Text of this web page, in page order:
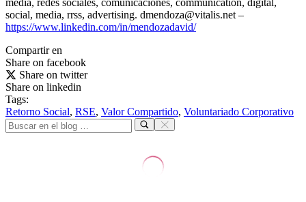
media, redes sociales, comunicaciones, communication, digital,
social, media, rrss, advertising. dmendoza@vitalis.net –
https://www.linkedin.com/in/mendozadavid/
Compartir en
Share on facebook
Share on twitter
Share on linkedin
Tags:
Retorno Social, RSE, Valor Compartido, Voluntariado Corporativo